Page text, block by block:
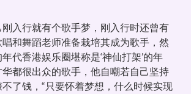
入行就有个歌手梦，刚入行时还曾有
和舞蹈老师准备栽培其成为歌手，然
代香港娱乐圈堪称是‘神仙打架’的年
都很出众的歌手，他自嘲若自己坚持
了钱，“只要怀着梦想，什么时候实现